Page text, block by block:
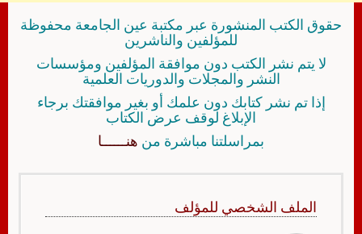
حقوق الكتب المنشورة عبر مكتبة عين الجامعة محفوظة
للمؤلفين والناشرين
لا يتم نشر الكتب دون موافقة المؤلفين ومؤسسات
النشر والمجلات والدوريات العلمية
إذا تم نشر كتابك دون علمك أو بغير موافقتك برجاء
الإبلاغ لوقف عرض الكتاب
بمراسلتنا مباشرة من هنــــــا
الملف الشخصي للمؤلف